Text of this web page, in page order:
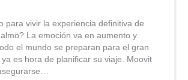
para vivir la experiencia definitiva de
La emoción va en aumento y
el mundo se preparan para el gran
es hora de planificar su viaje. Moovit